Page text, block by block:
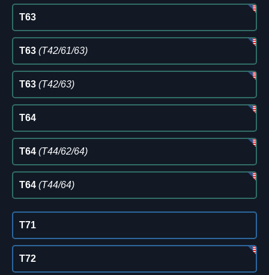
T63
T63 (T42/61/63)
T63 (T42/63)
T64
T64 (T44/62/64)
T64 (T44/64)
T71
T72